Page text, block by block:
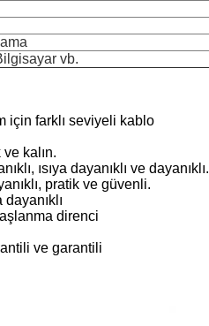
vb.
için farklı seviyeli kablo
kalın.
ısıya dayanıklı ve dayanıklı.
pratik ve güvenli.
direnci
ve garantili